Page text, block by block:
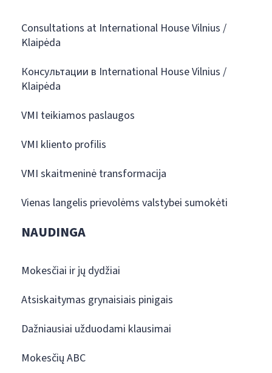
Consultations at International House Vilnius /
Klaipėda
Консультации в International House Vilnius /
Klaipėda
VMI teikiamos paslaugos
VMI kliento profilis
VMI skaitmeninė transformacija
Vienas langelis prievolėms valstybei sumokėti
NAUDINGA
Mokesčiai ir jų dydžiai
Atsiskaitymas grynaisiais pinigais
Dažniausiai užduodami klausimai
Mokesčių ABC